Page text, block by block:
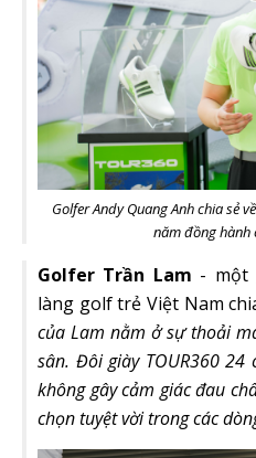
Golfer Andy Quang Anh chia sẻ
năm đồng hành
Golfer Trần Lam - một
làng golf trẻ Việt Nam
của Lam nằm ở sự thoải
sân. Đôi giày TOUR360
không gây cảm giác đau
chọn tuyệt vời trong các